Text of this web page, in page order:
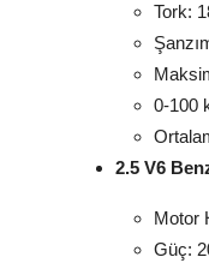
Tork:
0-100
2.5 V6
Motor
Güç: